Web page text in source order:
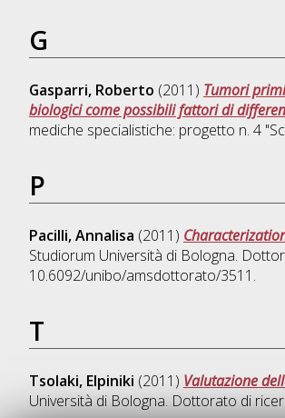
G
Gasparri, Roberto (2011) Tumori
biologici come possibili fattori di
mediche specialistiche: progetto n. 4
P
Pacilli, Annalisa (2011)
Studiorum Università di Bologna.
10.6092/unibo/amsdottorato/3511.
T
Tsolaki, Elpiniki (2011) Valutazione
Università di Bologna. Dottorato di